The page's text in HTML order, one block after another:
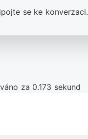
se ke konverzaci.
za 0.173 sekund